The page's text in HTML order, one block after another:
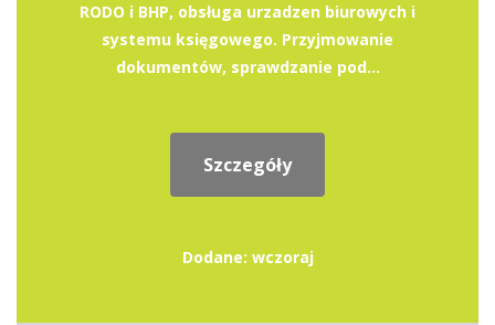
RODO i BHP, obsługa urzadzen biurowych i
systemu księgowego. Przyjmowanie
dokumentów, sprawdzanie pod...
Szczegóły
Dodane: wczoraj